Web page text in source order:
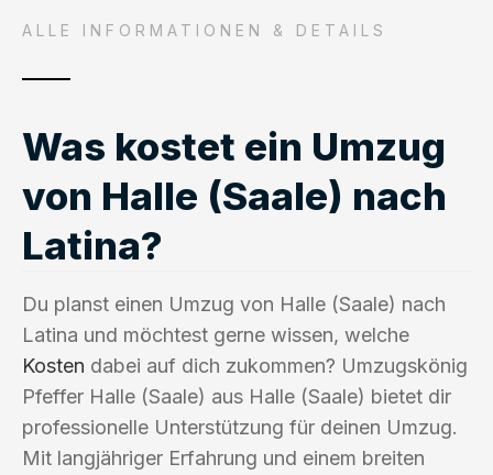
ALLE INFORMATIONEN & DETAILS
Was kostet ein Umzug
von Halle (Saale) nach
Latina?
Du planst einen Umzug von Halle (Saale) nach
Latina und möchtest gerne wissen, welche
Kosten dabei auf dich zukommen? Umzugskönig
Pfeffer Halle (Saale) aus Halle (Saale) bietet dir
professionelle Unterstützung für deinen Umzug.
Mit langjähriger Erfahrung und einem breiten